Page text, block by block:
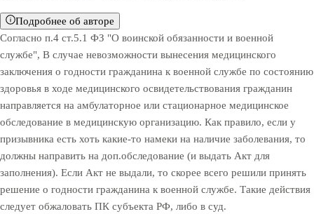
Подробнее об авторе
Согласно п.4 ст.5.1 ФЗ "О воинской обязанности и военной
службе", В случае невозможности вынесения медицинского
заключения о годности гражданина к военной службе по состоянию
здоровья в ходе медицинского освидетельствования гражданин
направляется на амбулаторное или стационарное медицинское
обследование в медицинскую организацию. Как правило, если у
призывника есть хоть какие-то намеки на наличие заболевания, то
должны направить на доп.обследование (и выдать Акт для
заполнения). Если Акт не выдали, то скорее всего решили принять
решение о годности гражданина к военной службе. Такие действия
следует обжаловать ПК субъекта РФ, либо в суд.